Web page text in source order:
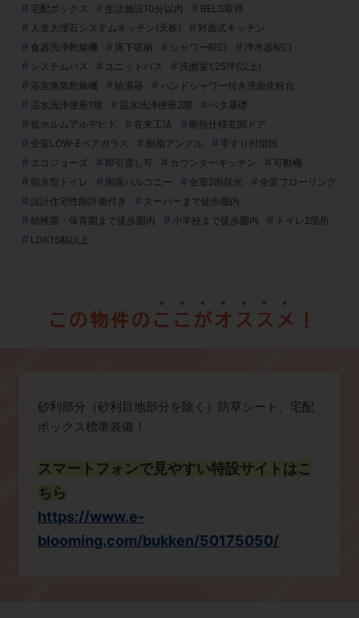
宅配ボックス
生活施設10分以内
BELS取得
人造大理石システムキッチン(天板)
対面式キッチン
食器洗浄乾燥機
床下収納 シャワー蛇口
浄水器蛇口
システムバス
ユニットバス
洗面室1.25坪(以上)
浴室換気乾燥機
給湯器
ハンドシャワー付き洗面化粧台
温水洗浄便座1階
温水洗浄便座2階
ベタ基礎
低ホルムアルデヒド
在来工法
断熱仕様玄関ドア
全室LOW-Eペアガラス
樹脂アングル
手すり付階段
エコジョーズ
即引渡し可 カウンターキッチン
可動棚
節水型トイレ
南面バルコニー 全室2面採光
全室フローリング
設計住宅性能評価付き
スーパーまで徒歩圏内
幼稚園・保育園まで徒歩圏内
小学校まで徒歩圏内
トイレ2箇所
LDK15帖以上
砂利部分（砂利目地部分を除く）防草シート、宅配
ボックス標準装備！
スマートフォンで見やすい特設サイトはこ
ちら
https://www.e-
blooming.com/bukken/50175050/